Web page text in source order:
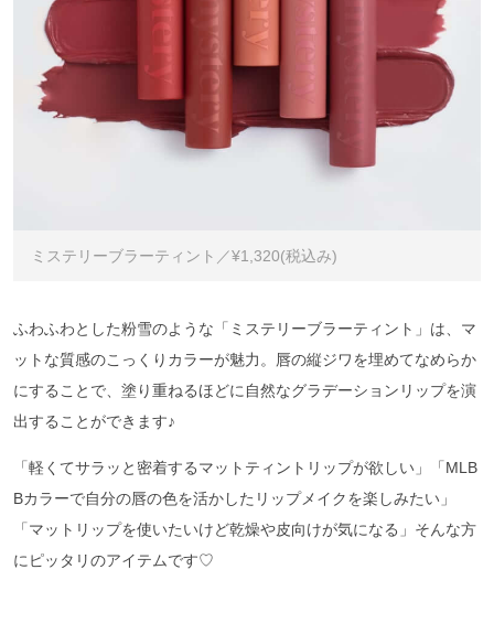
ミステリーブラーティント／¥1,320(税込み)
ふわふわとした粉雪のような「ミステリーブラーティント」は、マ
ットな質感のこっくりカラーが魅力。唇の縦ジワを埋めてなめらか
にすることで、塗り重ねるほどに自然なグラデーションリップを演
出することができます♪
「軽くてサラッと密着するマットティントリップが欲しい」「MLB
Bカラーで自分の唇の色を活かしたリップメイクを楽しみたい」
「マットリップを使いたいけど乾燥や皮向けが気になる」そんな方
にピッタリのアイテムです♡